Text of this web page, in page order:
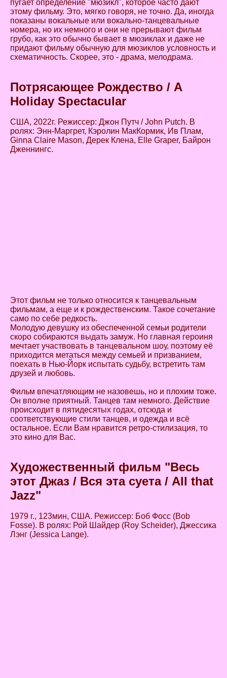
пугает определение "мюзикл", которое часто дают
этому фильму. Это, мягко говоря, не точно. Да, иногда
показаны вокальные или вокально-танцевальные
номера, но их немного и они не прерывают фильм
грубо, как это обычно бывает в мюзиклах и даже не
придают фильму обычную для мюзиклов условность и
схематичность. Скорее, это - драма, мелодрама.
Потрясающее Рождество / A
Holiday Spectacular
США, 2022г. Режиссер: Джон Путч / John Putch. В
ролях: Энн-Маргрет, Кэролин МакКормик, Ив Плам,
Ginna Claire Mason, Дерек Клена, Elle Graper, Байрон
Дженнингс.
Этот фильм не только относится к танцевальным
фильмам, а еще и к рождественским. Такое сочетание
само по себе редкость.
Молодую девушку из обеспеченной семьи родители
скоро собираются выдать замуж. Но главная героиня
мечтает участвовать в танцевальном шоу, поэтому её
приходится метаться между семьей и призванием,
поехать в Нью-Йорк испытать судьбу, встретить там
друзей и любовь.
Фильм впечатляющим не назовешь, но и плохим тоже.
Он вполне приятный. Танцев там немного. Действие
происходит в пятидесятых годах, отсюда и
соответствующие стили танцев, и одежда и всё
остальное. Если Вам нравится ретро-стилизация, то
это кино для Вас.
Художественный фильм "Весь
этот Джаз / Вся эта суета / All that
Jazz"
1979 г., 123мин, США. Режиссер: Боб Фосс (Bob
Fosse). В ролях: Рой Шайдер (Roy Scheider), Джессика
Лэнг (Jessica Lange).